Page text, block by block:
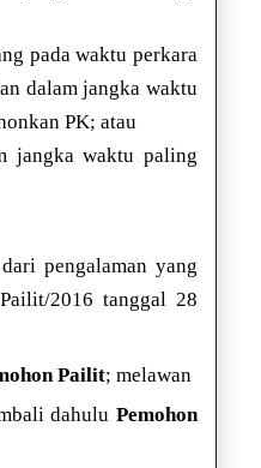
pada waktu perkara
dalam jangka waktu
PK; atau
jangka waktu paling
pengalaman yang
2016 tanggal 28
Pailit; melawan
dahulu Pemohon